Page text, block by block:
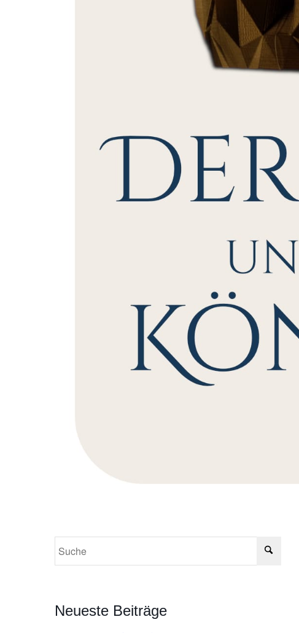
Neueste Beiträge